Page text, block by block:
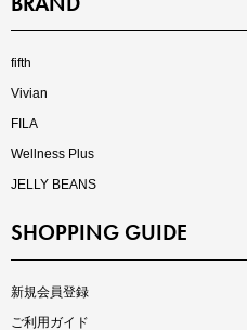
大人の着映えアイテム5選
fifth
Vivian
FILA
Wellness Plus
JELLY BEANS
SHOPPING GUIDE
新規会員登録
ご利用ガイド